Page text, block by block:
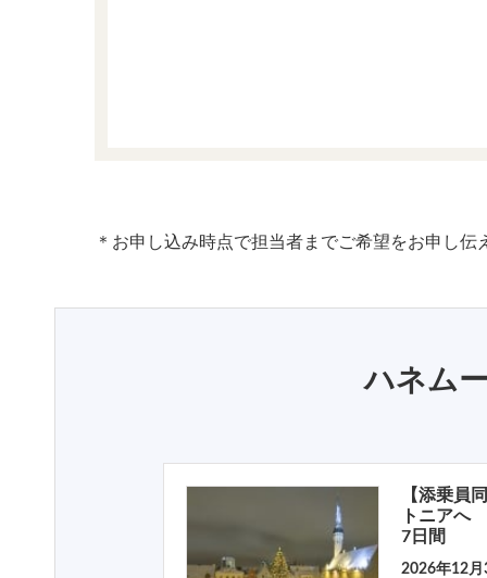
＊お申し込み時点で担当者までご希望をお申し
ハネム
【添乗員
トニアへ
7日間
2026年12月